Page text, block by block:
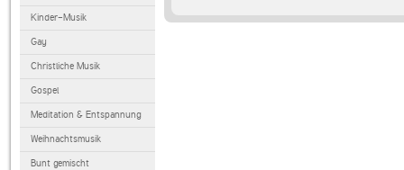
Kinder-Musik
Gay
Christliche Musik
Gospel
Meditation & Entspannung
Weihnachtsmusik
Bunt gemischt